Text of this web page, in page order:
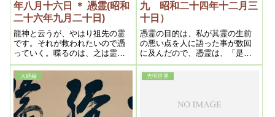
年八月十六日 ＊ 憑霊(昭和
二十六年九月二十日)
龍神と云うが、やはり祖先の霊
です。それが救われたいので憑
っていく。喋るのは、之は霊の
性質に依る。フラフラする——
之は蛇の霊が憑るとこう云う事
があります。中風で倒れたとか
海岸で水死したと云う霊とは違
います。気長にやっていれば
段々治ります
九 昭和二十四年十二月三
十日）
憑霊の目的は、私が其霊の生前
の悪い点を人に語った事が数回
に及んだので、憑霊は、「是非
それをやめて呉れ。」と言ふの
である。私は謝罪し今後を誓約
したので、霊は喜んで感謝し去
となったのである。そうして昔
大経綸 光明世界